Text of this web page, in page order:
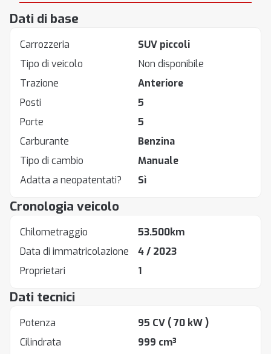
Dati di base
Carrozzeria
SUV piccoli
Tipo di veicolo
Non disponibile
Trazione
Anteriore
Posti
5
Porte
5
Carburante
Benzina
Tipo di cambio
Manuale
Adatta a neopatentati?
Sì
Cronologia veicolo
Chilometraggio
53.500km
Data di immatricolazione
4 / 2023
Proprietari
1
Dati tecnici
Potenza 95 CV ( 70 kW )
Cilindrata
999 cm³